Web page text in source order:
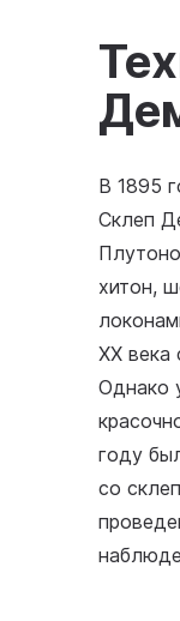
В 1895
Склеп
хитон,
XX
Однако
году
со